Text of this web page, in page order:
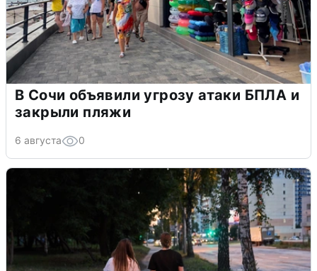
В Сочи объявили угрозу атаки БПЛА и
закрыли пляжи
6 августа 0